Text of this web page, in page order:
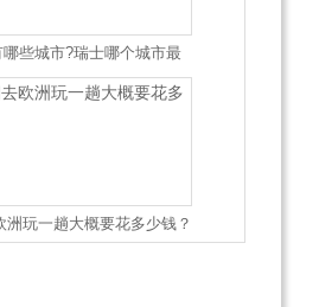
些城市?瑞士哪个城市最
?瑞士最美城市排名
洲玩一趟大概要花多少钱？